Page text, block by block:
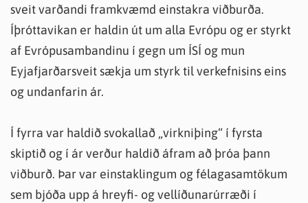
sveit varðandi framkvæmd einstakra viðburða.
Íþróttavikan er haldin út um alla Evrópu og er styrkt
af Evrópusambandinu í gegn um ÍSÍ og mun
Eyjafjarðarsveit sækja um styrk til verkefnisins eins
og undanfarin ár.
Í fyrra var haldið svokallað „virkniþing“ í fyrsta
skiptið og í ár verður haldið áfram að þróa þann
viðburð. Þar var einstaklingum og félagasamtökum
sem bjóða upp á hreyfi- og vellíðunarúrræði í